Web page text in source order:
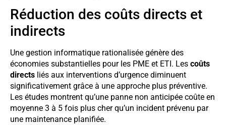
Réduction des coûts directs et
indirects
Une gestion informatique rationalisée génère des
économies substantielles pour les PME et ETI. Les coûts
directs liés aux interventions d’urgence diminuent
significativement grâce à une approche plus préventive.
Les études montrent qu’une panne non anticipée coûte en
moyenne 3 à 5 fois plus cher qu’un incident prévenu par
une maintenance planifiée.